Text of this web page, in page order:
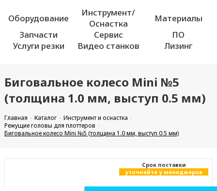
Оборудование
Инструмент/
Оснастка
Материалы
Запчасти
Сервис
ПО
Услуги резки
Видео станков Лизинг
Биговальное колесо Mini №5
(толщина 1.0 мм, выступ 0.5 мм)
Главная Каталог
Инструмент и оснастка
Режущие головы для плоттеров
Биговальное колесо Mini №5 (толщина 1.0 мм, выступ 0.5 мм)
Cрок поставки
уточняйте у менеджеров